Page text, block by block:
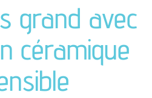
grand avec
céramique